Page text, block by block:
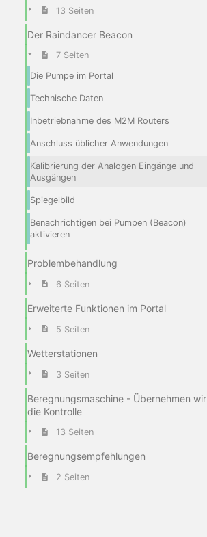
13 Seiten
Der Raindancer Beacon
7 Seiten
Die Pumpe im Portal
Technische Daten
Inbetriebnahme des M2M Routers
Anschluss üblicher Anwendungen
Kalibrierung der Analogen Eingänge und
Ausgängen
Spiegelbild
Benachrichtigen bei Pumpen (Beacon)
aktivieren
Problembehandlung
6 Seiten
Erweiterte Funktionen im Portal
5 Seiten
Wetterstationen
3 Seiten
Beregnungsmaschine - Übernehmen wir
die Kontrolle
13 Seiten
Beregnungsempfehlungen
2 Seiten